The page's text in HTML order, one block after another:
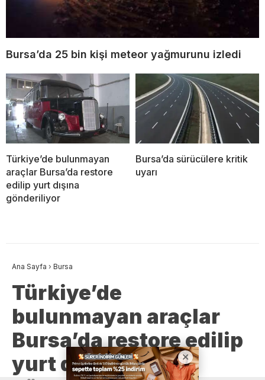
Bursa’da 25 bin kişi meteor yağmurunu izledi
Türkiye’de bulunmayan
araçlar Bursa’da restore
edilip yurt dışına
gönderiliyor
Bursa’da sürücülere kritik
uyarı
Ana Sayfa › Bursa
Türkiye’de
bulunmayan araçlar
Bursa’da restore edilip
yurt dışına